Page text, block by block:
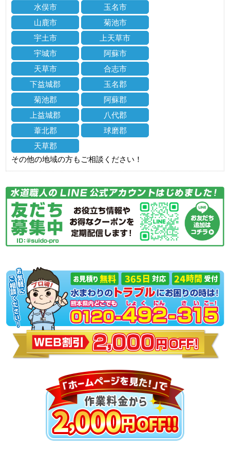
水俣市
玉名市
山鹿市
菊池市
宇土市
上天草市
宇城市
阿蘇市
天草市
合志市
下益城郡
玉名郡
菊池郡
阿蘇郡
上益城郡
八代郡
葦北郡
球磨郡
天草郡
その他の地域の方もご相談ください！